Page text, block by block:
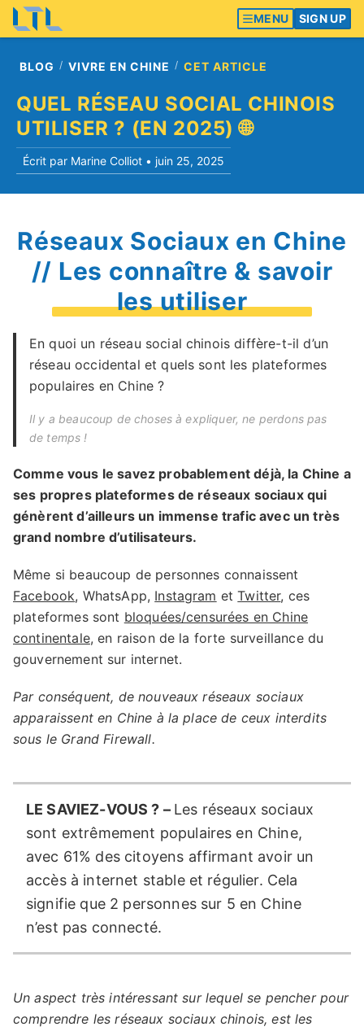
MENU SIGN UP
BLOG VIVRE EN CHINE CET ARTICLE
QUEL RÉSEAU SOCIAL CHINOIS
UTILISER ? (EN 2025) 🌐
Écrit par Marine Colliot • juin 25, 2025
Réseaux Sociaux en Chine
// Les connaître & savoir
les utiliser
En quoi un réseau social chinois diffère-t-il d’un
réseau occidental et quels sont les plateformes
populaires en Chine ?
Il y a beaucoup de choses à expliquer, ne perdons pas
de temps !
Comme vous le savez probablement déjà, la Chine a
ses propres plateformes de réseaux sociaux qui
génèrent d’ailleurs un immense trafic avec un très
grand nombre d’utilisateurs.
Même si beaucoup de personnes connaissent
Facebook, WhatsApp, Instagram etTwitter, ces
plateformes sont bloquées/censurées en Chine
continentale, en raison de la forte surveillance du
gouvernement sur internet.
Par conséquent, de nouveaux réseaux sociaux
apparaissent en Chine à la place de ceux interdits
sous le Grand Firewall.
LE SAVIEZ-VOUS ? – Les réseaux sociaux
sont extrêmement populaires en Chine,
avec 61% des citoyens affirmant avoir un
accès à internet stable et régulier. Cela
signifie que 2 personnes sur 5 en Chine
n’est pas connecté.
Un aspect très intéressant sur lequel se pencher pour
comprendre les réseaux sociaux chinois, est les